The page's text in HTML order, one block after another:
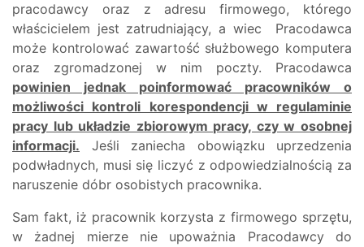
pracodawcy oraz z adresu firmowego, którego
właścicielem jest zatrudniający, a wiec Pracodawca
może kontrolować zawartość służbowego komputera
oraz zgromadzonej w nim poczty. Pracodawca
powinien jednak poinformować pracowników o
możliwości kontroli korespondencji w regulaminie
pracy lub układzie zbiorowym pracy, czy w osobnej
informacji. Jeśli zaniecha obowiązku uprzedzenia
podwładnych, musi się liczyć z odpowiedzialnością za
naruszenie dóbr osobistych pracownika.
Sam fakt, iż pracownik korzysta z firmowego sprzętu,
w żadnej mierze nie upoważnia Pracodawcy do